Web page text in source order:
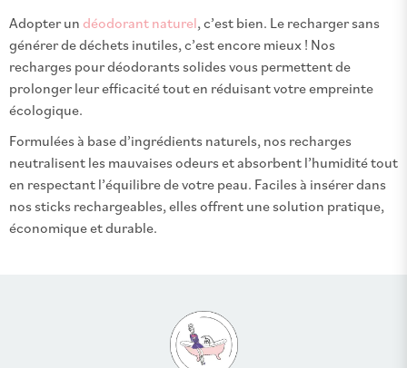
Adopter un déodorant naturel, c’est bien. Le recharger sans
générer de déchets inutiles, c’est encore mieux ! Nos
recharges pour déodorants solides vous permettent de
prolonger leur efficacité tout en réduisant votre empreinte
écologique.
Formulées à base d’ingrédients naturels, nos recharges
neutralisent les mauvaises odeurs et absorbent l’humidité tout
en respectant l’équilibre de votre peau. Faciles à insérer dans
nos sticks rechargeables, elles offrent une solution pratique,
économique et durable.